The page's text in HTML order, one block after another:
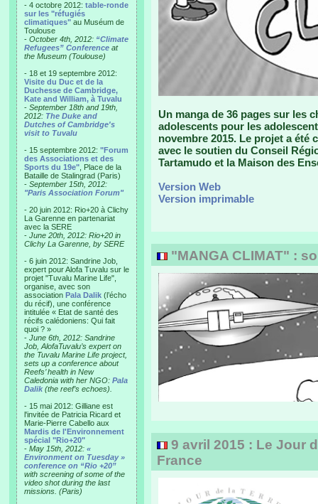
- 4 octobre 2012: table-ronde
sur les "réfugiés
climatiques" au Muséum de
Toulouse
- October 4th, 2012: “Climate
Refugees” Conference at
the Museum (Toulouse)
- 18 et 19 septembre 2012:
Visite du Duc et de la
Duchesse de Cambridge,
Kate and William, à Tuvalu
- September 18th and 19th,
2012: The Duke and
Dutches of Cambridge's
visit to Tuvalu
- 15 septembre 2012: "Forum
des Associations et des
Sports du 19e" , Place de la
Bataille de Stalingrad (Paris)
- September 15th, 2012:
"Paris Association Forum"
- 20 juin 2012: Rio+20 à Clichy
La Garenne en partenariat
avec la SERE
- June 20th, 2012: Rio+20 in
Clichy La Garenne, by SERE
- 6 juin 2012: Sandrine Job,
expert pour Alofa Tuvalu sur le
projet "Tuvalu Marine Life",
organise, avec son
association Pala Dalik (l’écho
du récif), une conférence
intitulée « Etat de santé des
récifs calédoniens: Qui fait
quoi ? »
- June 6th, 2012: Sandrine
Job, AlofaTuvalu’s expert on
the Tuvalu Marine Life project,
sets up a conference about
Reefs’ health in New
Caledonia with her NGO: Pala
Dalik (the reef’s echoes).
- 15 mai 2012: Gilliane est
l'invitée de Patricia Ricard et
Marie-Pierre Cabello aux
Mardis de l'Environnement
spécial "Rio+20"
- May 15th, 2012: «
Environment on Tuesday »
conference on “Rio +20”
with screening of some of the
video shot during the last
missions. (Paris)
Un manga de 36 pages sur les
adolescents pour les
novembre 2015. Le projet a été
avec le soutien du Conseil
Tartamudo et la Maison des
Version Web
Version imprimable
"MANGA CLIMAT" :
9 avril 2015 : Le Jour
France